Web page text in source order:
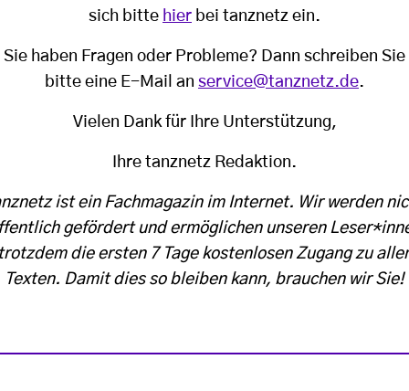
sich bitte hier bei tanznetz ein.
Sie haben Fragen oder Probleme? Dann schreiben Sie
bitte eine E-Mail an service@tanznetz.de.
Vielen Dank für Ihre Unterstützung,
Ihre tanznetz Redaktion.
ist ein Fachmagazin im Internet. Wir werden
gefördert und ermöglichen unseren
die ersten 7 Tage kostenlosen Zugang zu
Texten. Damit dies so bleiben kann, brauchen wir Sie!